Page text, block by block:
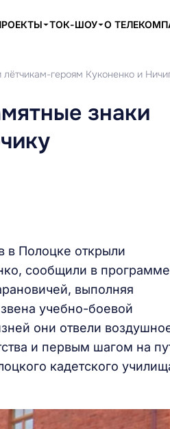
ТОК-ШОУ О
героям Куконенко и
знаки
в Полоцке открыли
сообщили в программе
выполняя
учебно-боевой
они отвели
и первым шагом на
кадетского